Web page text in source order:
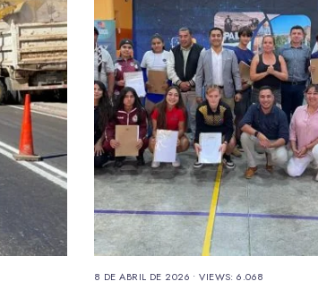
8 DE ABRIL DE 2026 •VIEWS: 6.068